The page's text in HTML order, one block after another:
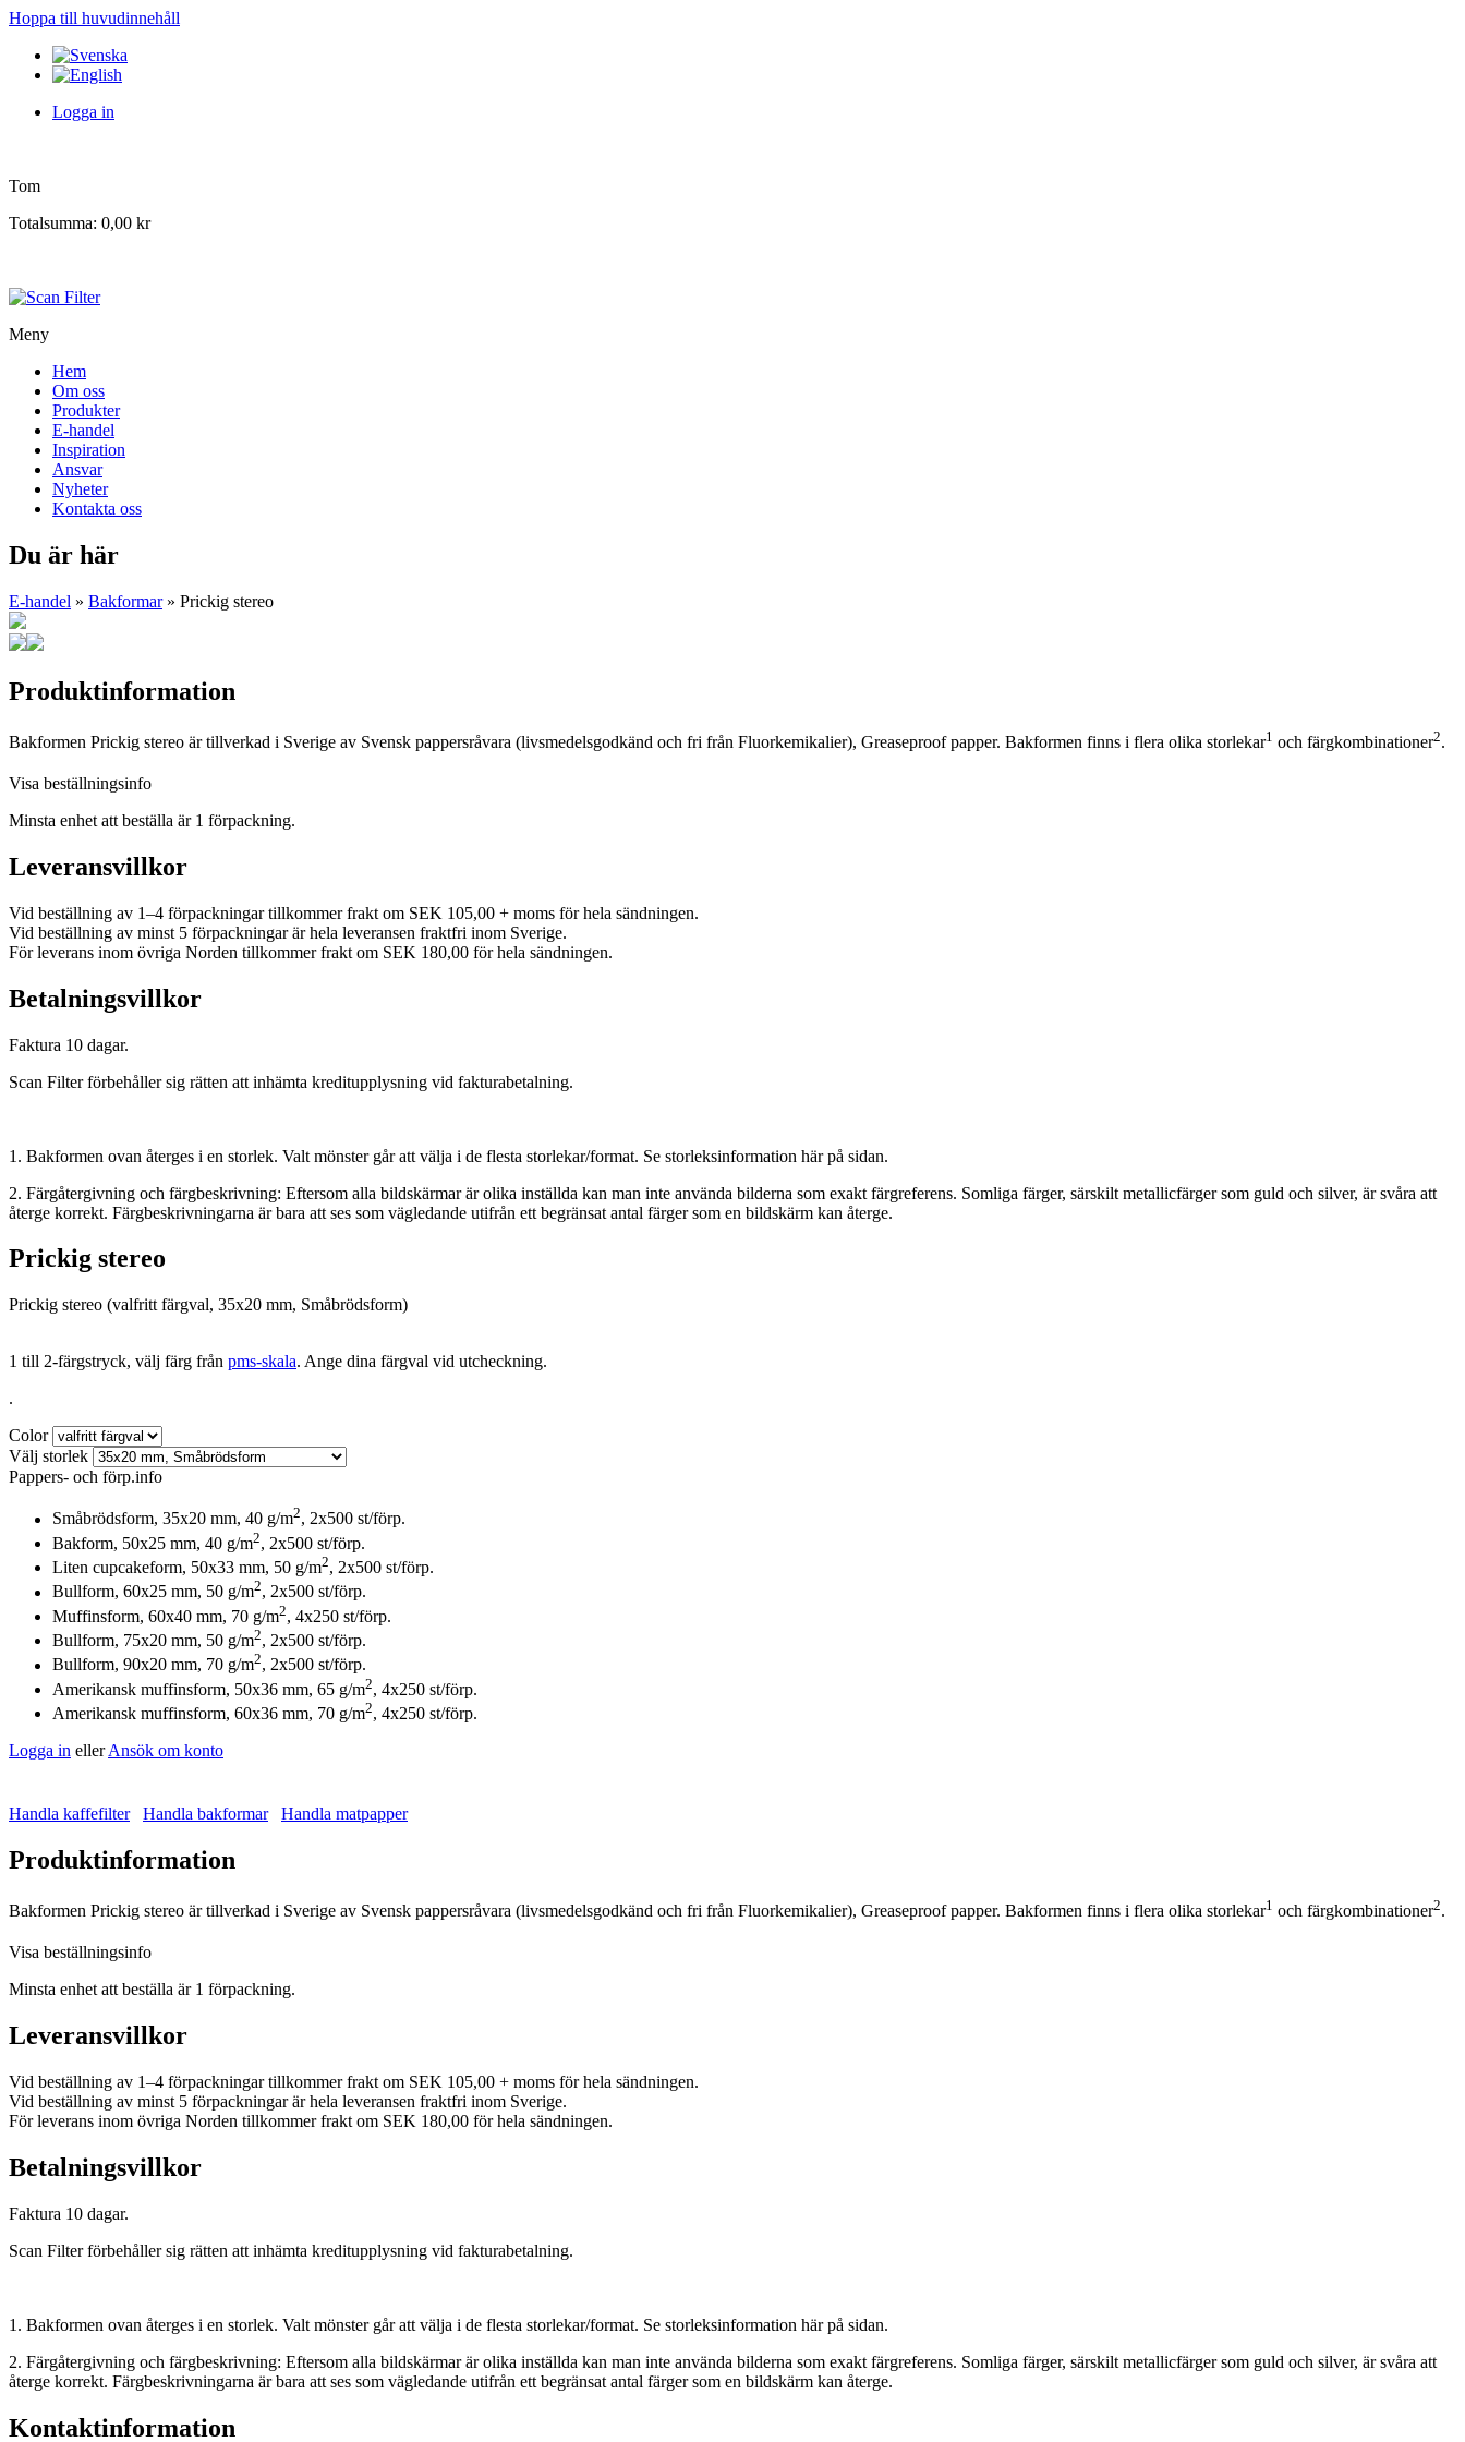
Hoppa till huvudinnehåll
Logga in
Tom
Totalsumma: 0,00 kr
Meny
Hem
Om oss
Produkter
E-handel
Inspiration
Ansvar
Nyheter
Kontakta oss
Du är här
E-handel » Bakformar» Prickig stereo
Produktinformation
Bakformen Prickig stereo är tillverkad i Sverige av Svensk pappersråvara (livsmedelsgodkänd och fri från Fluorkemikalier), Greaseproof papper. Bakformen finns i flera olika storlekar1 och färgkombinationer2.
Visa beställningsinfo
Minsta enhet att beställa är 1 förpackning.
Leveransvillkor
Vid beställning av 1–4 förpackningar tillkommer frakt om SEK 105,00 + moms för hela sändningen.
Vid beställning av minst 5 förpackningar är hela leveransen fraktfri inom Sverige.
För leverans inom övriga Norden tillkommer frakt om SEK 180,00 för hela sändningen.
Betalningsvillkor
Faktura 10 dagar.
Scan Filter förbehåller sig rätten att inhämta kreditupplysning vid fakturabetalning.
1. Bakformen ovan återges i en storlek. Valt mönster går att välja i de flesta storlekar/format. Se storleksinformation här på sidan.
2. Färgåtergivning och färgbeskrivning: Eftersom alla bildskärmar är olika inställda kan man inte använda bilderna som exakt färgreferens. Somliga färger, särskilt metallicfärger som guld och silver, är svåra att
återge korrekt. Färgbeskrivningarna är bara att ses som vägledande utifrån ett begränsat antal färger som en bildskärm kan återge.
Prickig stereo
Prickig stereo (valfritt färgval, 35x20 mm, Småbrödsform)
1 till 2-färgstryck, välj färg från pms-skala. Ange dina färgval vid utcheckning.
.
Color
Välj storlek
Pappers- och förp.info
Småbrödsform, 35x20 mm, 40 g/m2, 2x500 st/förp.
Bakform, 50x25 mm, 40 g/m2, 2x500 st/förp.
Liten cupcakeform, 50x33 mm, 50 g/m2, 2x500 st/förp.
Bullform, 60x25 mm, 50 g/m2, 2x500 st/förp.
Muffinsform, 60x40 mm, 70 g/m2, 4x250 st/förp.
Bullform, 75x20 mm, 50 g/m2, 2x500 st/förp.
Bullform, 90x20 mm, 70 g/m2, 2x500 st/förp.
Amerikansk muffinsform, 50x36 mm, 65 g/m2, 4x250 st/förp.
Amerikansk muffinsform, 60x36 mm, 70 g/m2, 4x250 st/förp.
Logga in ellerAnsök om konto
Handla kaffefilter Handla bakformar Handla matpapper
Produktinformation
Bakformen Prickig stereo är tillverkad i Sverige av Svensk pappersråvara (livsmedelsgodkänd och fri från Fluorkemikalier), Greaseproof papper. Bakformen finns i flera olika storlekar1 och färgkombinationer2.
Visa beställningsinfo
Minsta enhet att beställa är 1 förpackning.
Leveransvillkor
Vid beställning av 1–4 förpackningar tillkommer frakt om SEK 105,00 + moms för hela sändningen.
Vid beställning av minst 5 förpackningar är hela leveransen fraktfri inom Sverige.
För leverans inom övriga Norden tillkommer frakt om SEK 180,00 för hela sändningen.
Betalningsvillkor
Faktura 10 dagar.
Scan Filter förbehåller sig rätten att inhämta kreditupplysning vid fakturabetalning.
1. Bakformen ovan återges i en storlek. Valt mönster går att välja i de flesta storlekar/format. Se storleksinformation här på sidan.
2. Färgåtergivning och färgbeskrivning: Eftersom alla bildskärmar är olika inställda kan man inte använda bilderna som exakt färgreferens. Somliga färger, särskilt metallicfärger som guld och silver, är svåra att
återge korrekt. Färgbeskrivningarna är bara att ses som vägledande utifrån ett begränsat antal färger som en bildskärm kan återge.
Kontaktinformation